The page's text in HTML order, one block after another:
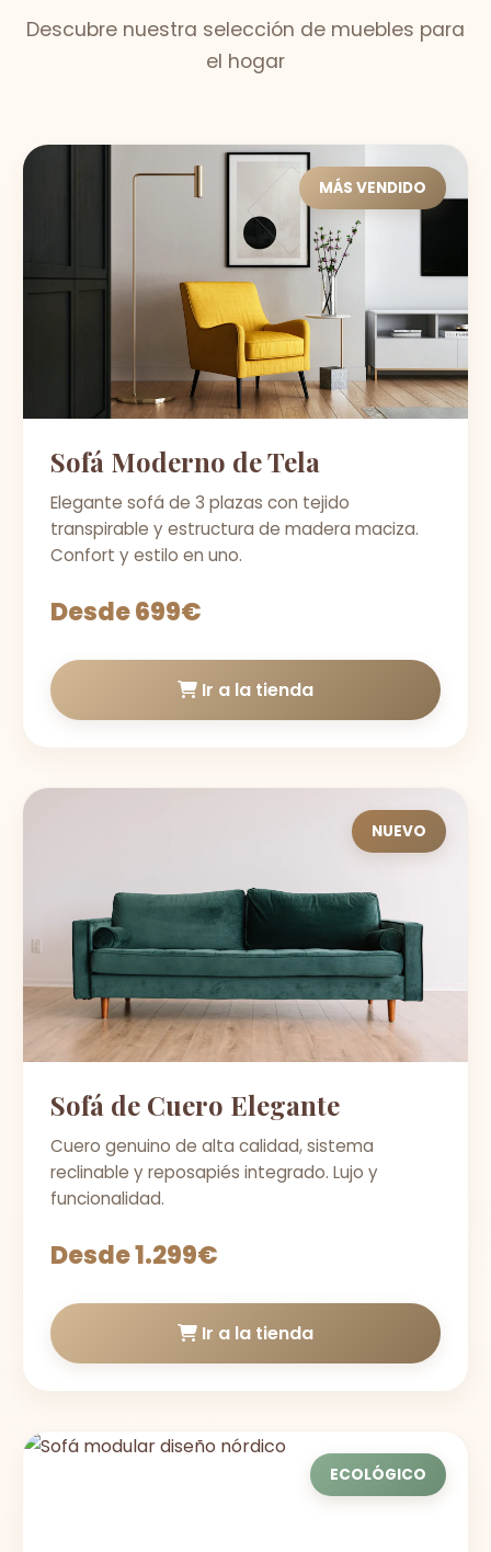
Descubre nuestra selección de muebles para
el hogar
MÁS VENDIDO
Sofá Moderno de Tela
Elegante sofá de 3 plazas con tejido
transpirable y estructura de madera maciza.
Confort y estilo en uno.
Desde 699€
Ir a la tienda
NUEVO
Sofá de Cuero Elegante
Cuero genuino de alta calidad, sistema
reclinable y reposapiés integrado. Lujo y
funcionalidad.
Desde 1.299€
Ir a la tienda
ECOLÓGICO